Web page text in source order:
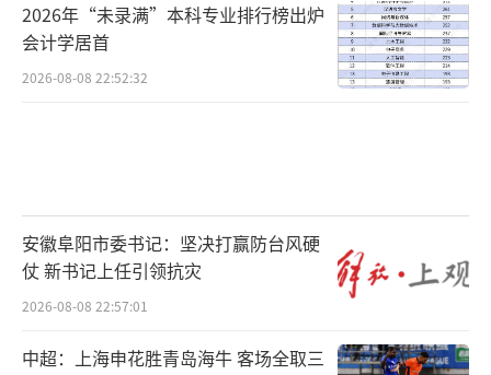
2026年“未录满”本科专业排行榜出炉
会计学居首
2026-08-08 22:52:32
安徽阜阳市委书记：坚决打赢防台风硬
仗 新书记上任引领抗灾
2026-08-08 22:57:01
中超：上海申花胜青岛海牛 客场全取三